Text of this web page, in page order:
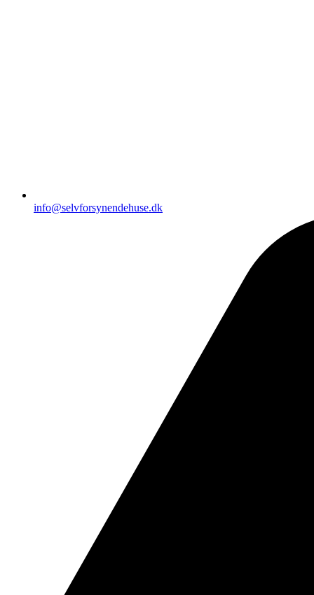
info@selvforsynendehuse.dk